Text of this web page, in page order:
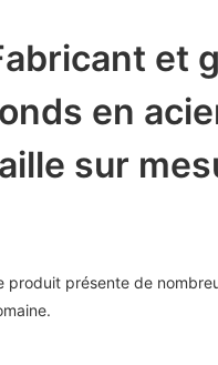
et
en
sur
produit présente de